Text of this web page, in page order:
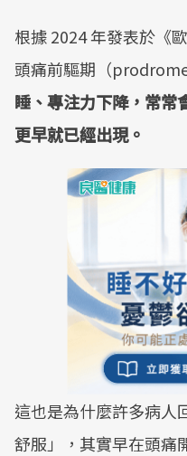
根據 2024 年發表於《
頭痛前驅期（
睡、專注力下降，常常
更早就已經出現。
這也是為什麼許多病人
舒服」，其實早在頭痛